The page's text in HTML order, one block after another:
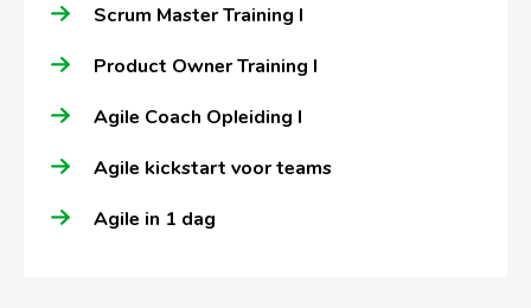
Scrum Master Training I
Product Owner Training I
Agile Coach Opleiding I
Agile kickstart voor teams
Agile in 1 dag